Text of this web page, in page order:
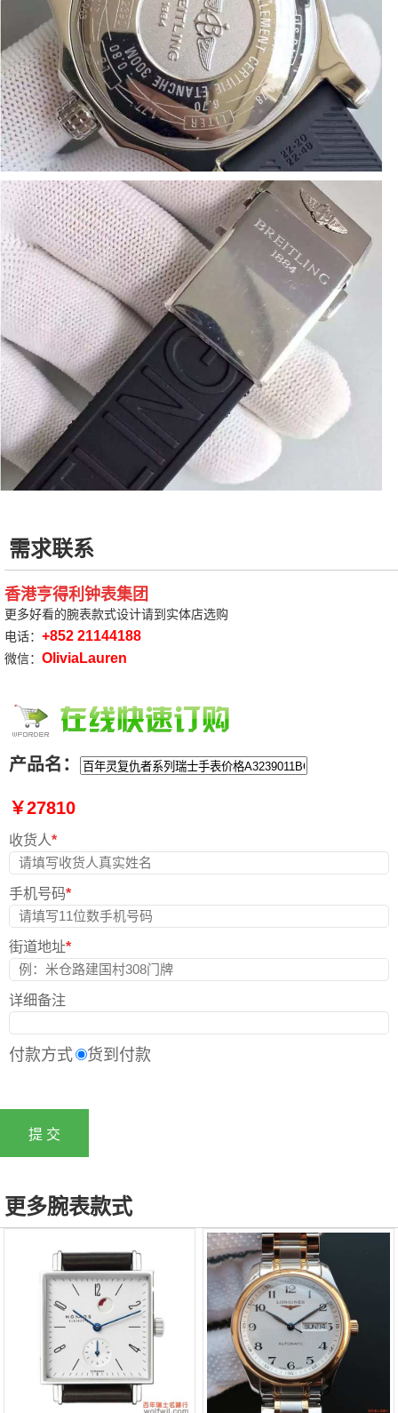
需求联系
香港亨得利钟表集团
更多好看的腕表款式设计请到实体店选购
电话： +852 21144188
微信： OliviaLauren
产品名：
￥27810
收货人*
手机号码*
街道地址*
详细备注
付款方式 货到付款
更多腕表款式